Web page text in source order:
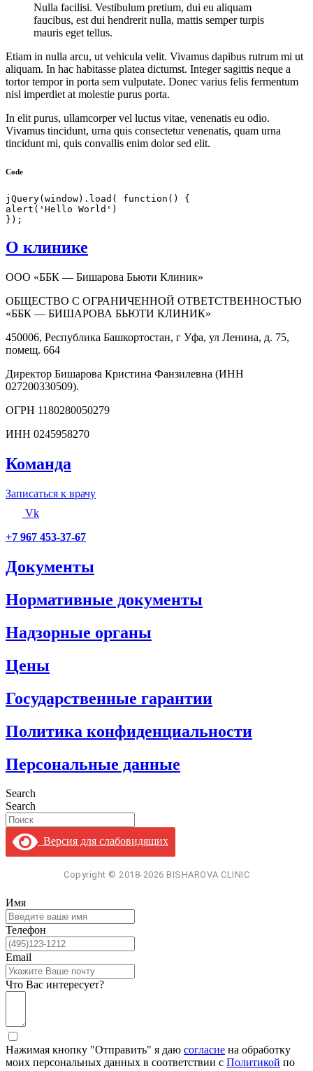
Nulla facilisi. Vestibulum pretium, dui eu aliquam
faucibus, est dui hendrerit nulla, mattis semper turpis
mauris eget tellus.
Etiam in nulla arcu, ut vehicula velit. Vivamus dapibus rutrum mi ut
aliquam. In hac habitasse platea dictumst. Integer sagittis neque a
tortor tempor in porta sem vulputate. Donec varius felis fermentum
nisl imperdiet at molestie purus porta.
In elit purus, ullamcorper vel luctus vitae, venenatis eu odio.
Vivamus tincidunt, urna quis consectetur venenatis, quam urna
tincidunt mi, quis convallis enim dolor sed elit.
Code
jQuery(window).load( function() {
alert('Hello World')
});
О клинике
ООО «ББК — Бишарова Бьюти Клиник»
ОБЩЕСТВО С ОГРАНИЧЕННОЙ ОТВЕТСТВЕННОСТЬЮ
«ББК — БИШАРОВА БЬЮТИ КЛИНИК»
450006, Республика Башкортостан, г Уфа, ул Ленина, д. 75,
помещ. 664
Директор Бишарова Кристина Фанзилевна (ИНН
027200330509).
ОГРН 1180280050279
ИНН 0245958270
Команда
Записаться к врачу
Vk
+7 967 453-37-67
Документы
Нормативные документы
Надзорные органы
Цены
Государственные гарантии
Политика конфиденциальности
Персональные данные
Search
Search
Версия для слабовидящих
Имя
Телефон
Email
Что Вас интересует?
Нажимая кнопку "Отправить" я даю согласие на обработку
моих персональных данных в соответствии с Политикой по